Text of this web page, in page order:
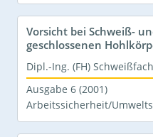
Vorsicht bei Schweiß-
geschlossenen
Dipl.-Ing. (FH)
Ausgabe 6 (2001)
Arbeitssicherheit/